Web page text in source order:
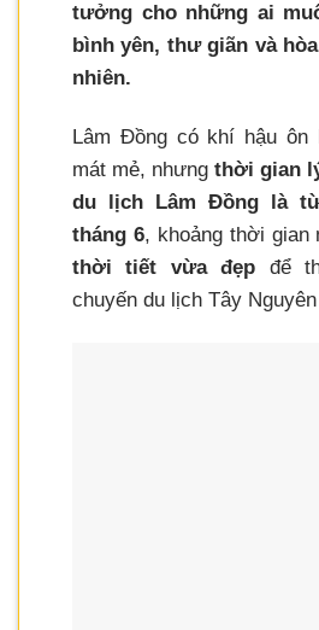
tưởng cho những ai
bình yên, thư giãn và
nhiên.
Lâm Đồng có khí hậu ôn
mát mẻ, nhưng thời gian
du lịch Lâm Đồng là
tháng 6, khoảng thời gian
thời tiết vừa đẹp để
chuyến du lịch Tây